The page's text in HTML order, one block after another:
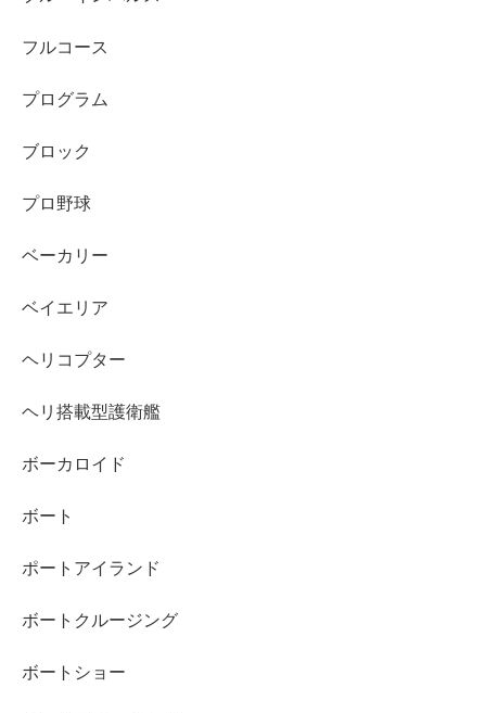
フルコース
プログラム
ブロック
プロ野球
ベーカリー
ベイエリア
ヘリコプター
ヘリ搭載型護衛艦
ボーカロイド
ボート
ポートアイランド
ボートクルージング
ボートショー